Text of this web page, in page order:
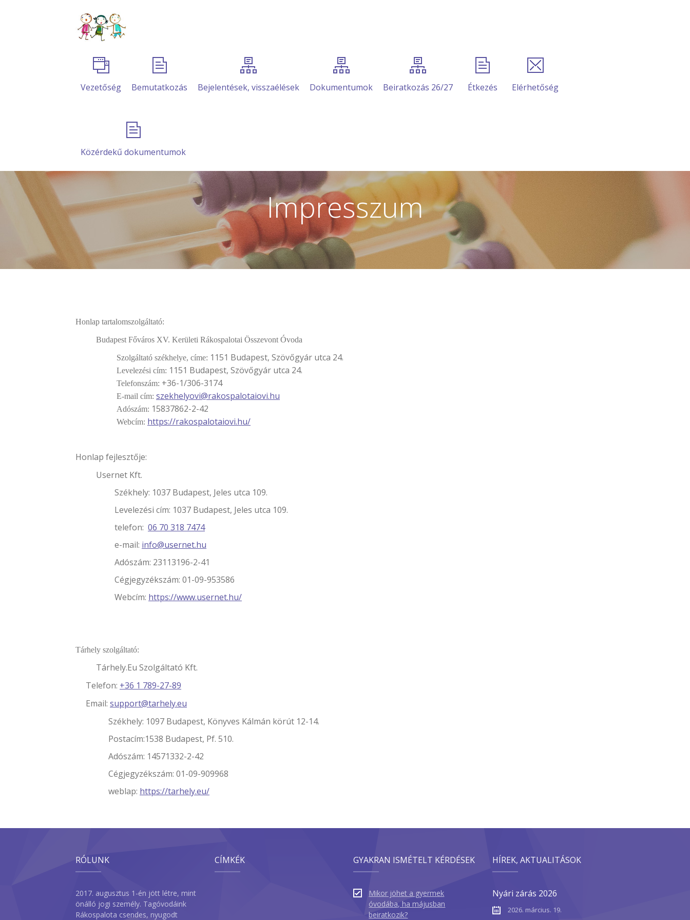
Vezetőség Bemutatkozás Bejelentések, visszaélések Dokumentumok Beiratkozás 26/27 Étkezés Elérhetőség
Közérdekű dokumentumok
Impresszum
Honlap tartalomszolgáltató:
Budapest Főváros XV. Kerületi Rákospalotai Összevont Óvoda
Szolgáltató székhelye, címe: 1151 Budapest, Szövőgyár utca 24.
Levelezési cím: 1151 Budapest, Szövőgyár utca 24.
Telefonszám: +36-1/306-3174
E-mail cím: szekhelyovi@rakospalotaiovi.hu
Adószám: 15837862-2-42
Webcím: https://rakospalotaiovi.hu/
Honlap fejlesztője:
Usernet Kft.
Székhely: 1037 Budapest, Jeles utca 109.
Levelezési cím: 1037 Budapest, Jeles utca 109.
telefon: 06 70 318 7474
e-mail: info@usernet.hu
Adószám: 23113196-2-41
Cégjegyzékszám: 01-09-953586
Webcím: https://www.usernet.hu/
Tárhely szolgáltató:
Tárhely.Eu Szolgáltató Kft.
Telefon: +36 1 789-27-89
Email: support@tarhely.eu
Székhely: 1097 Budapest, Könyves Kálmán körút 12-14.
Postacím:1538 Budapest, Pf. 510.
Adószám: 14571332-2-42
Cégjegyzékszám: 01-09-909968
weblap: https://tarhely.eu/
RÓLUNK
2017. augusztus 1-én jött létre, mint
önálló jogi személy. Tagóvodáink
Rákospalota csendes, nyugodt
CÍMKÉK GYAKRAN ISMÉTELT KÉRDÉSEK
Mikor jöhet a gyermek
óvodába, ha májusban
beiratkozik?
HÍREK, AKTUALITÁSOK
Nyári zárás 2026
2026. március. 19.